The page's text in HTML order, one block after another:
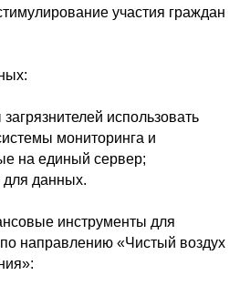
участия граждан
использовать
мониторинга и
на единый сервер;
для данных.
инструменты для
направлению «Чистый воздух